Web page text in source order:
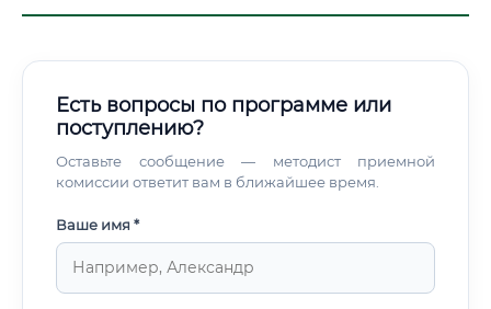
Есть вопросы по программе или
поступлению?
Оставьте сообщение — методист приемной
комиссии ответит вам в ближайшее время.
Ваше имя *